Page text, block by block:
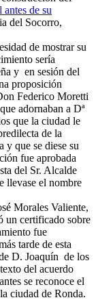
de su
del Socorro,
de mostrar su
sería
y en sesión del
proposición
Federico Moretti
adornaban a Dª
que la ciudad le
de la
y que se diese su
fue aprobada
del Sr. Alcalde
llevase el nombre
Morales Valiente,
un certificado sobre
fue
tarde de esta
D. Joaquín de los
del acuerdo
se reconoce el
ciudad de Ronda.